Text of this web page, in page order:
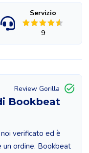
Servizio
9
Bookbeat
Review Gorilla
verificato ed è
ordine. Bookbeat